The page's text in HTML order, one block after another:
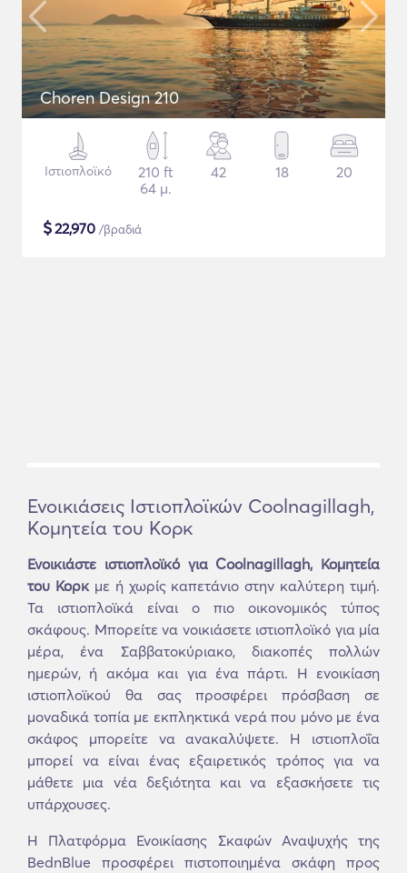
Choren Design 210
Ιστιοπλοϊκό
210 ft
64 μ.
42 18 20
$22,970 /βραδιά
Ενοικιάσεις Ιστιοπλοϊκών Coolnagillagh,
Κομητεία του Κορκ
Ενοικιάστε ιστιοπλοϊκό για Coolnagillagh, Κομητεία
του Κορκμε ή χωρίς καπετάνιο στην καλύτερη τιμή.
Τα ιστιοπλοϊκά είναι ο πιο οικονομικός τύπος
σκάφους. Μπορείτε να νοικιάσετε ιστιοπλοϊκό για μία
μέρα, ένα Σαββατοκύριακο, διακοπές πολλών
ημερών, ή ακόμα και για ένα πάρτι. Η ενοικίαση
ιστιοπλοϊκού θα σας προσφέρει πρόσβαση σε
μοναδικά τοπία με εκπληκτικά νερά που μόνο με ένα
σκάφος μπορείτε να ανακαλύψετε. Η ιστιοπλοΐα
μπορεί να είναι ένας εξαιρετικός τρόπος για να
μάθετε μια νέα δεξιότητα και να εξασκήσετε τις
υπάρχουσες.
Η Πλατφόρμα Ενοικίασης Σκαφών Αναψυχής της
BednBlue προσφέρει πιστοποιημένα σκάφη προς